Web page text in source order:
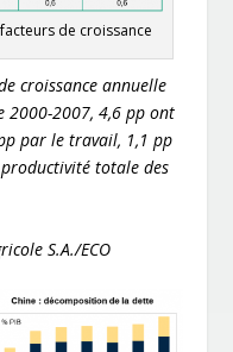
de croissance
croissance annuelle
2000-2007, 4,6 pp ont
par le travail, 1,1 pp
totale des
S.A./ECO